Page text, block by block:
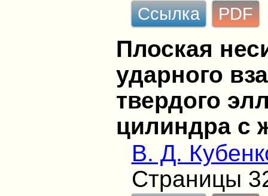
Ссылка PDF
Плоская
ударного
твердого
цилиндра с
В. Д.
Страницы